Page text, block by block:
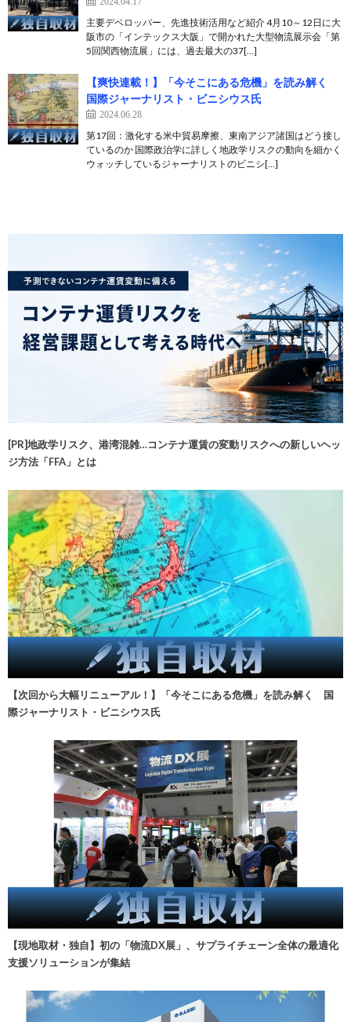
主要デベロッパー、先進技術活用など紹介 4月10～12日に大
阪市の「インテックス大阪」で開かれた大型物流展示会「第
5回関西物流展」には、過去最大の37[…]
【爽快連載！】「今そこにある危機」を読み解く
国際ジャーナリスト・ビニシウス氏
2024.06.28
第17回：激化する米中貿易摩擦、東南アジア諸国はどう接し
ているのか 国際政治学に詳しく地政学リスクの動向を細かく
ウォッチしているジャーナリストのビニシ[…]
[PR]地政学リスク、港湾混雑…コンテナ運賃の変動リスクへの新しいヘッ
ジ方法「FFA」とは
【次回から大幅リニューアル！】「今そこにある危機」を読み解く 国
際ジャーナリスト・ビニシウス氏
【現地取材・独自】初の「物流DX展」、サプライチェーン全体の最適化
支援ソリューションが集結